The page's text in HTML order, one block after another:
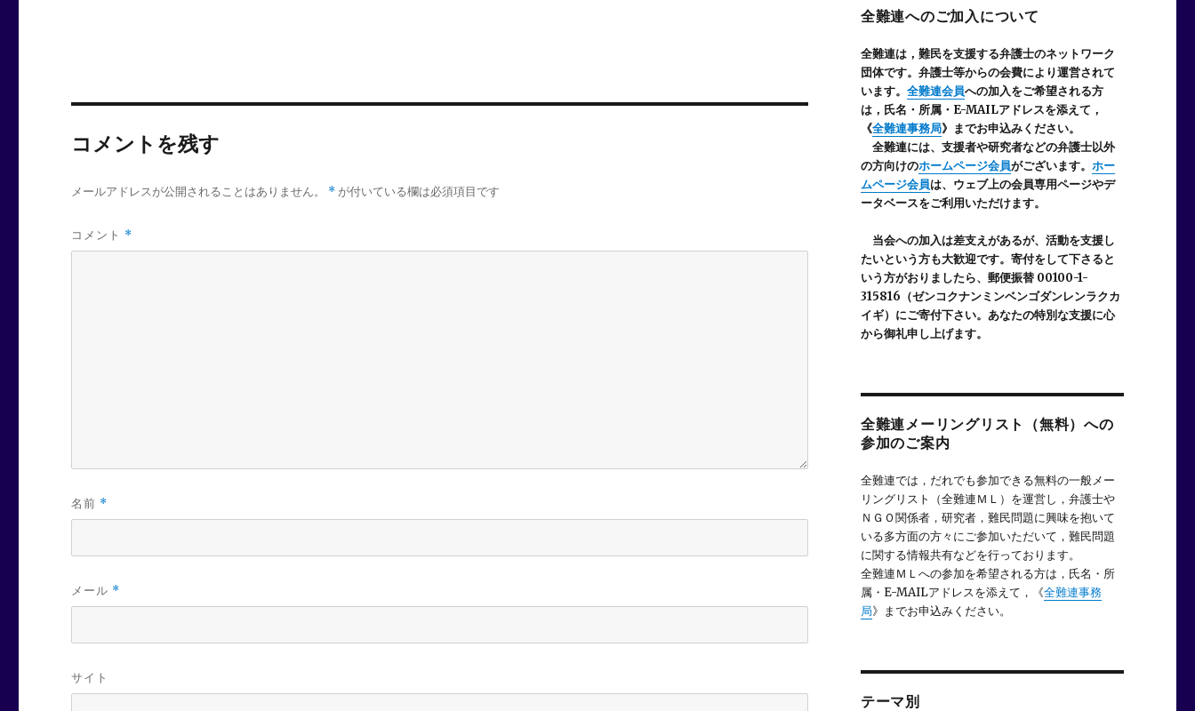
コメントを残す
メールアドレスが公開されることはありません。 * が付いている欄は必須項目です
コメント *
名前 *
メール *
サイト
全難連へのご加入について
全難連は，難民を支援する弁護士のネットワーク
団体です。弁護士等からの会費により運営されて
います。 全難連会員への加入をご希望される方
は，氏名・所属・E-MAILアドレスを添えて，
《全難連事務局》までお申込みください。
全難連には、支援者や研究者などの弁護士以外
の方向けのホームページ会員がございます。 ホー
ムページ会員は、ウェブ上の会員専用ページやデ
ータベースをご利用いただけます。
当会への加入は差支えがあるが、活動を支援し
たいという方も大歓迎です。寄付をして下さると
いう方がおりましたら、郵便振替 00100-1-
315816（ゼンコクナンミンベンゴダンレンラクカ
イギ）にご寄付下さい。あなたの特別な支援に心
から御礼申し上げます。
全難連メーリングリスト（無料）への
参加のご案内
全難連では，だれでも参加できる無料の一般メー
リングリスト（全難連ＭＬ）を運営し，弁護士や
ＮＧＯ関係者，研究者，難民問題に興味を抱いて
いる多方面の方々にご参加いただいて，難民問題
に関する情報共有などを行っております。
全難連ＭＬへの参加を希望される方は，氏名・所
属・E-MAILアドレスを添えて，《全難連事務
局》までお申込みください。
テーマ別